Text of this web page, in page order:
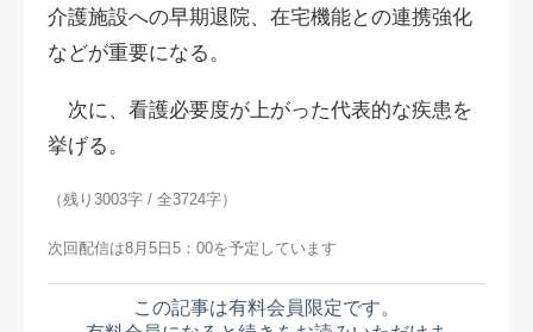
介護施設への早期退院、在宅機能との連携強化
などが重要になる。
次に、看護必要度が上がった代表的な疾患を
挙げる。
（残り3003字 / 全3724字）
次回配信は8月5日5：00を予定しています
この記事は有料会員限定です。